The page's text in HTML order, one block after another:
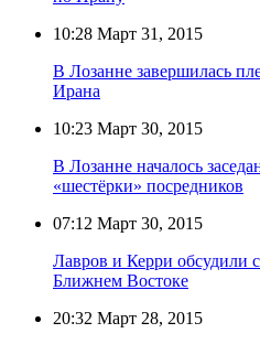
10:28 Март 31, 2015
В Лозанне завершилась
Ирана
10:23 Март 30, 2015
В Лозанне началось
«шестёрки» посредников
07:12 Март 30, 2015
Лавров и Керри обсудили
Ближнем Востоке
20:32 Март 28, 2015